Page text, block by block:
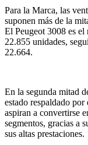
Para la Marca, las
suponen más de la
El Peugeot 3008 es
22.855 unidades,
22.664.
En la segunda mitad
estado respaldado
aspiran a convertirse
segmentos, gracias a
sus altas prestaciones.